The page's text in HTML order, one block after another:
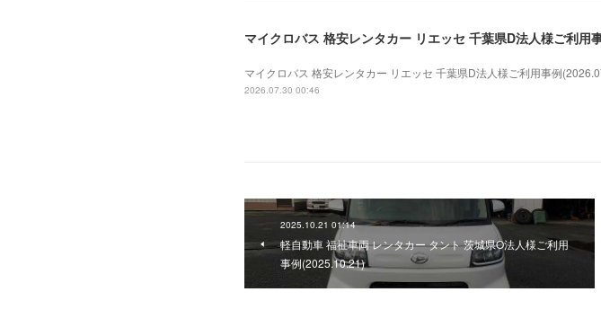
マイクロバス 格安レンタカー リエッセ 千葉県D法人様ご利用
マイクロバス 格安レンタカー リエッセ 千葉県D法人様ご利用事例
2026.07.30 00:46
2025.10.21 01:14
軽自動車 福祉車両 レンタカー タント 茨城県O法人様ご利用
事例(2025.10.21)